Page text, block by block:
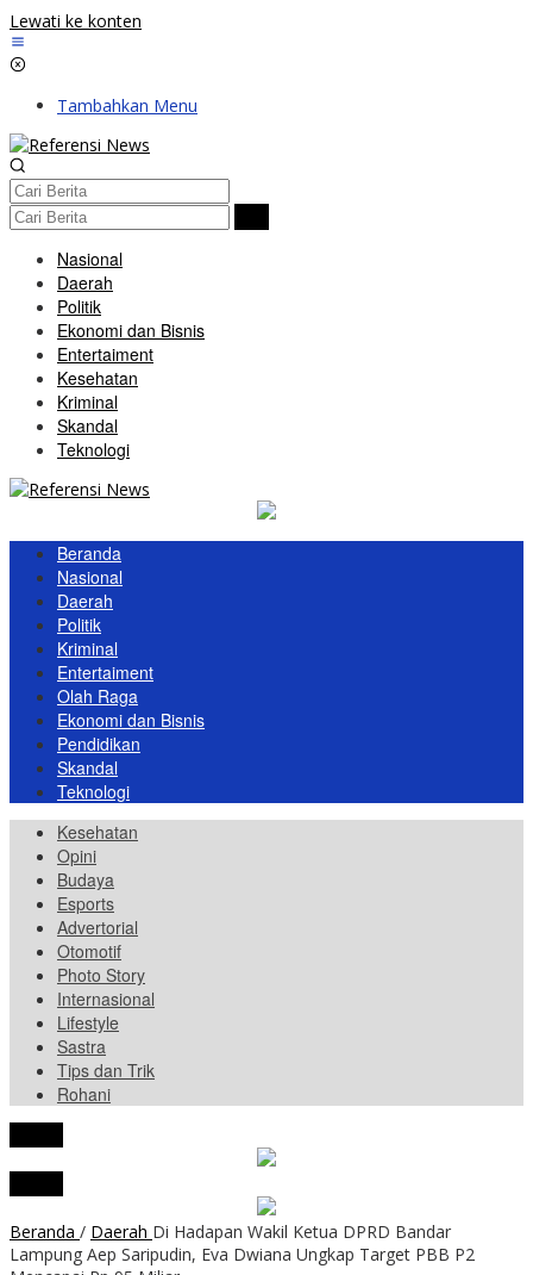
Lewati ke konten
Tambahkan Menu
Nasional
Daerah
Politik
Ekonomi dan Bisnis
Entertaiment
Kesehatan
Kriminal
Skandal
Teknologi
Beranda
Nasional
Daerah
Politik
Kriminal
Entertaiment
Olah Raga
Ekonomi dan Bisnis
Pendidikan
Skandal
Teknologi
Kesehatan
Opini
Budaya
Esports
Advertorial
Otomotif
Photo Story
Internasional
Lifestyle
Sastra
Tips dan Trik
Rohani
Beranda / Daerah Di Hadapan Wakil Ketua DPRD Bandar
Lampung Aep Saripudin, Eva Dwiana Ungkap Target PBB P2